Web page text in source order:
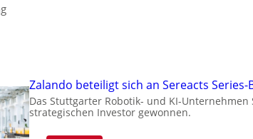
Zalando beteiligt sich an Sereacts Series-
Das Stuttgarter Robotik- und KI-Unternehmen
strategischen Investor gewonnen.